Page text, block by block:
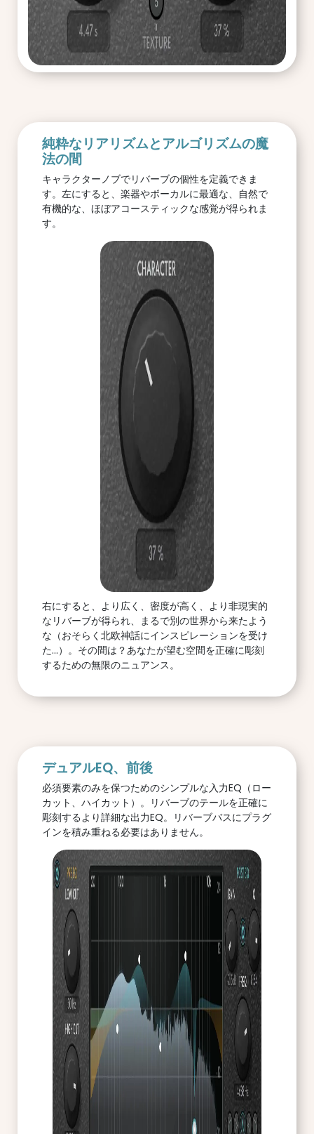
純粋なリアリズムとアルゴリズムの魔
法の間
キャラクターノブでリバーブの個性を定義できま
す。左にすると、楽器やボーカルに最適な、自然で
有機的な、ほぼアコースティックな感覚が得られま
す。
右にすると、より広く、密度が高く、より非現実的
なリバーブが得られ、まるで別の世界から来たよう
な（おそらく北欧神話にインスピレーションを受け
た...）。その間は？あなたが望む空間を正確に彫刻
するための無限のニュアンス。
デュアルEQ、前後
必須要素のみを保つためのシンプルな入力EQ（ロー
カット、ハイカット）。リバーブのテールを正確に
彫刻するより詳細な出力EQ。リバーブバスにプラグ
インを積み重ねる必要はありません。